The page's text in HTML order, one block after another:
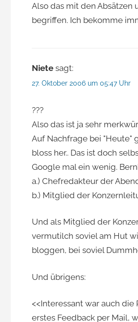
Also das mit den
begriffen. Ich bekomme
Niete sagt:
27. Oktober 2006 um 05:47 Uhr
???
Also das ist ja sehr
Auf Nachfrage bei "Heute"
bloss her.. Das ist doch
Google mal ein wenig.
a.) Chefredakteur der
b.) Mitglied der
Und als Mitglied der
vermutilch soviel am Hut
bloggen, bei soviel
Und übrigens:
<<Interessant war auch die
erstes Feedback per Mail,